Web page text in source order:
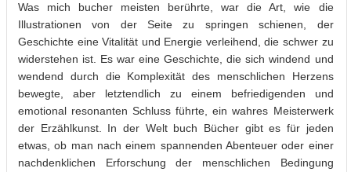
Was mich bucher meisten berührte, war die Art, wie die
Illustrationen von der Seite zu springen schienen, der
Geschichte eine Vitalität und Energie verleihend, die schwer zu
widerstehen ist. Es war eine Geschichte, die sich windend und
wendend durch die Komplexität des menschlichen Herzens
bewegte, aber letztendlich zu einem befriedigenden und
emotional resonanten Schluss führte, ein wahres Meisterwerk
der Erzählkunst. In der Welt buch Bücher gibt es für jeden
etwas, ob man nach einem spannenden Abenteuer oder einer
nachdenklichen Erforschung der menschlichen Bedingung